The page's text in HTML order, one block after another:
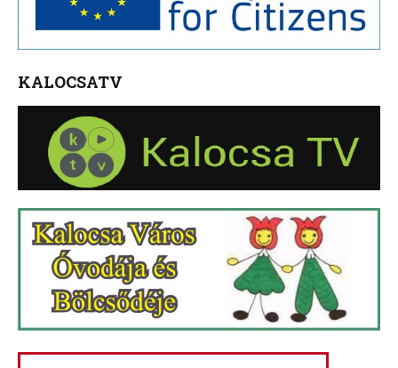
KALOCSATV